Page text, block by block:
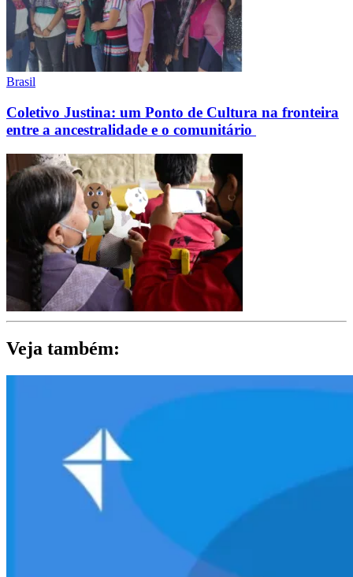
Brasil
Coletivo Justina: um Ponto de Cultura na fronteira
entre a ancestralidade e o comunitário
Veja também: